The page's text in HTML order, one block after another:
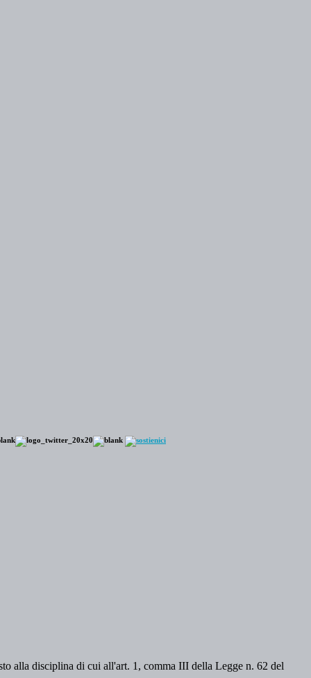
alla disciplina di cui all'art. 1, comma III della Legge n. 62 del